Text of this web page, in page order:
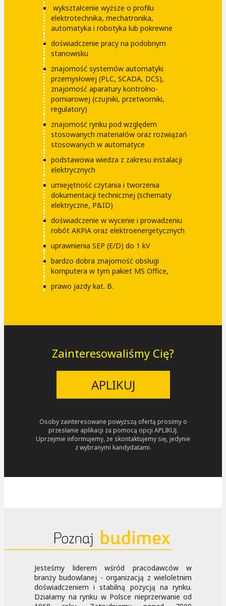
‎wykształcenie wyższe o profilu
elektrotechnika, mechatronika,
automatyka i robotyka lub pokrewne
doświadczenie pracy na podobnym
stanowisku
znajomość systemów automatyki
przemysłowej (PLC, SCADA, DCS),
znajomość aparatury kontrolno-
pomiarowej (czujniki, przetworniki,
regulatory)
znajomość rynku pod względem
stosowanych materiałów oraz rozwiązań
stosowanych w automatyce
podstawowa wiedza z zakresu instalacji
elektrycznych
umiejętność czytania i tworzenia
dokumentacji technicznej (schematy
elektryczne, P&ID)
doświadczenie w wycenie i prowadzeniu
robót AKPiA oraz elektroenergetycznych
uprawnienia SEP (E/D) do 1 kV
‎bardzo dobra znajomość obsługi
komputera w tym pakiet MS Office,‎
‎prawo jazdy kat. B.‎
Zainteresowaliśmy Cię?
APLIKUJ
Osoby zainteresowane powyższą ofertą prosimy o
przesłanie aplikacji za pomocą opcji APLIKUJ.
Uprzejmie informujemy, że skontaktujemy się, jedynie
z wybranymi kandydatami.
Jesteśmy liderem wśród pracodawców w
branży budowlanej - organizacją z wieloletnim
doświadczeniem i stabilną pozycją na rynku.
Działamy na rynku w Polsce nieprzerwanie od